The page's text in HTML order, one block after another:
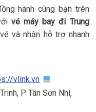
hành cùng bạn trên
vé máy bay đi Trung
và nhận hỗ trợ nhanh
vlink.vn
P Tân Sơn Nhì,